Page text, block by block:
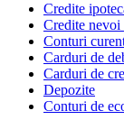
Credite
Credite nevoi
Conturi
Carduri de
Carduri de
Depozite
Conturi de